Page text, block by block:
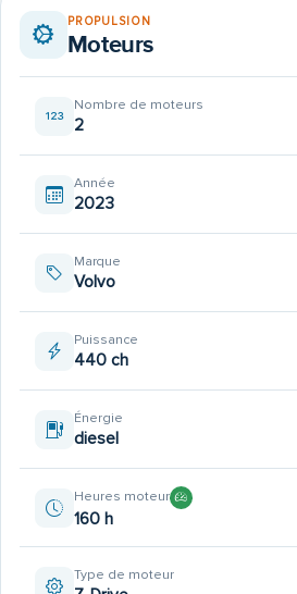
PROPULSION
Moteurs
Nombre de moteurs
2
Année
2023
Marque
Volvo
Puissance
440 ch
Énergie
diesel
Heures moteur
160 h
Type de moteur